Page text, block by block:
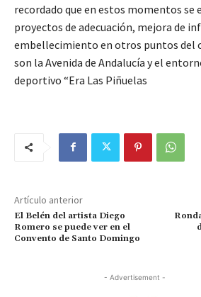
recordado que en estos momentos se
proyectos de adecuación, mejora de
embellecimiento en otros puntos del
son la Avenida de Andalucía y el
deportivo “Era Las Piñuelas
Artículo anterior
El Belén del artista Diego
Romero se puede ver en el
Convento de Santo Domingo
- Advertisement -